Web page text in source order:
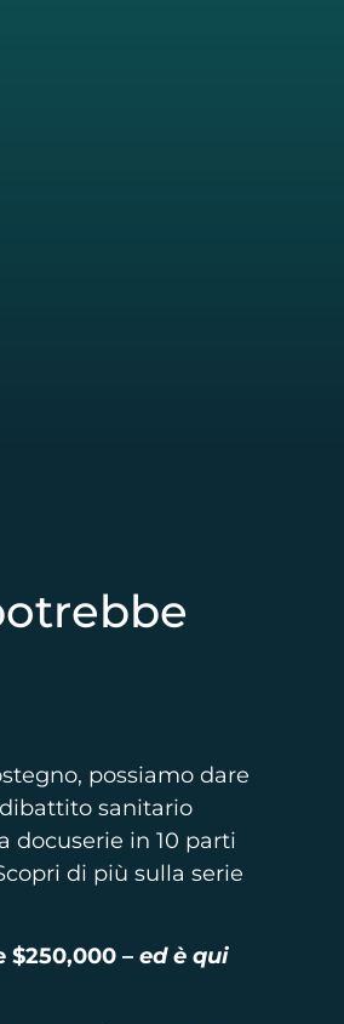
possiamo dare
sanitario
docuserie in 10 parti
di più sulla serie
$250,000 – ed è qui